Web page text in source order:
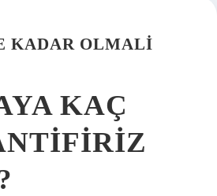
KADAR OLMALI
KAÇ